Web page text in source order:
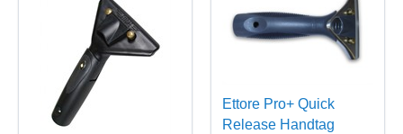
Ettore Pro+ Quick
Release Handtag